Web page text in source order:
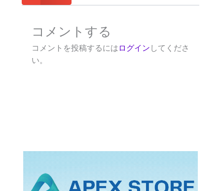
コメントする
コメントを投稿するには ログイン してくださ
い。